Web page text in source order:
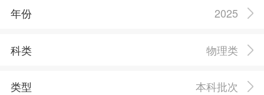
年份 2025
科类 物理类
类型 本科批次